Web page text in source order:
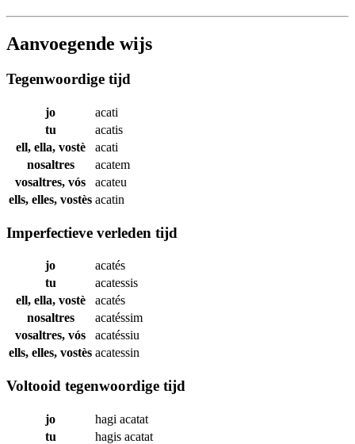
Aanvoegende wijs
Tegenwoordige tijd
jo
acati
tu
acatis
ell, ella, vostè
acati
nosaltres
acatem
vosaltres, vós
acateu
ells, elles, vostès acatin
Imperfectieve verleden tijd
jo
acatés
tu
acatessis
ell, ella, vostè
acatés
nosaltres
acatéssim
vosaltres, vós
acatéssiu
ells, elles, vostès acatessin
Voltooid tegenwoordige tijd
jo hagi acatat
tu
hagis acatat